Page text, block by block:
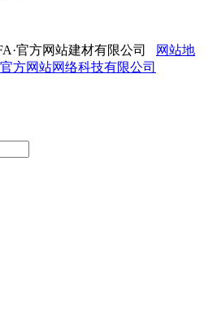
官方网站建材有限公司
网站地
方网站网络科技有限公司